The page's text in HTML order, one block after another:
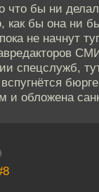
что бы ни
как бы она ни
не начнут
спецслужб,
и обложена